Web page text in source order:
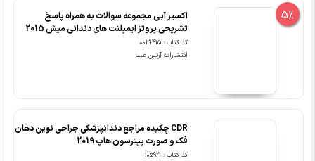
5%
اکسیر آبی مجموعه سوالات به همراه پاسخ
تشریحی پروتز ایمپلنت های دندانی میش 2015
کد کتاب : 0031415
انتشارات آرتین طب
CDR چکیده مراجع دندانپزشکی جراحی نوین دهان
فک و صورت پیترسون هاپ 2019
کد کتاب : 105921